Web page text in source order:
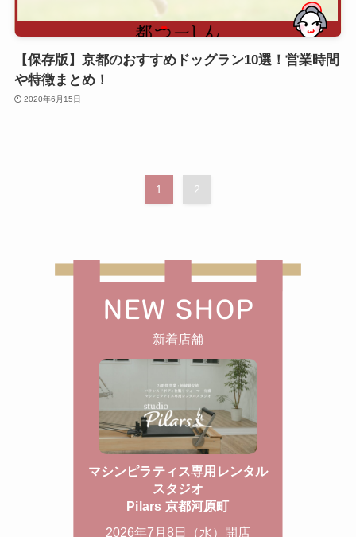
【保存版】京都のおすすめドッグラン10選！営業時間
や特徴まとめ！
2020年6月15日
1 2
NEW SHOP
新着店舗
マシンピラティス専用レンタル
スタジオ
Pilars 京都河原町
2026年7月8日（水）開店